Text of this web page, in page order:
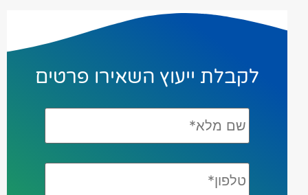
לקבלת ייעוץ השאירו פרטים
שם
מלא* *
טלפון*